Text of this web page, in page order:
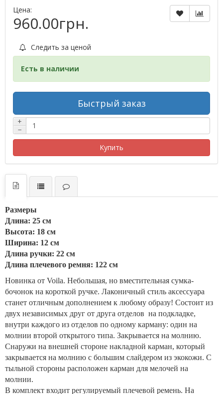
Цена:
960.00грн.
Следить за ценой
Есть в наличии
Быстрый заказ
+
−
Купить
Размеры
Длина: 25 см
Высота: 18 см
Ширина: 12 см
Длина ручки: 22 см
Длина плечевого ремня: 122 см
Новинка от Voila. Небольшая, но вместительная сумка-
бочонок на короткой ручке. Лаконичный стиль аксессуара
станет отличным дополнением к любому образу! Состоит из
двух независимых друг от друга отделов на подкладке,
внутри каждого из отделов по одному карману: один на
молнии второй открытого типа. Закрывается на молнию.
Снаружи на внешней стороне накладной карман, который
закрывается на молнию с большим слайдером из экокожи. С
тыльной стороны расположен карман для мелочей на
молнии.
В комплект входит регулируемый плечевой ремень. На